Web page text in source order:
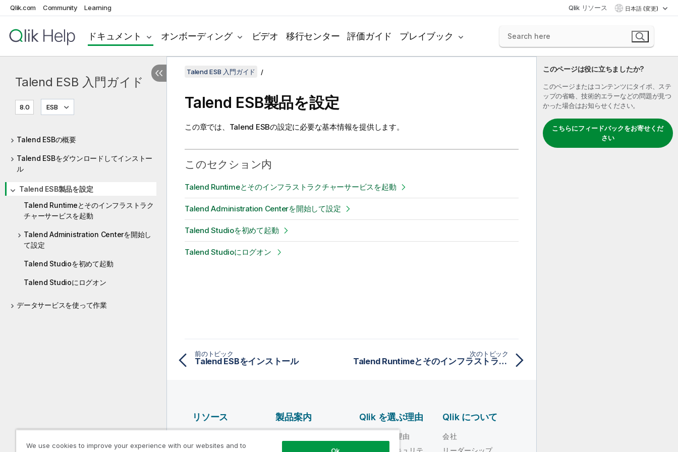
Qlik.com Community Learning Qlik リソース 日本語 (変更)
ドキュメント オンボーディング ビデオ 移行センター 評価ガイド プレイブック
Talend ESB 入門ガイド
8.0 ESB
Talend ESBの概要
Talend ESBをダウンロードしてインストー
ル
Talend ESB製品を設定
Talend Runtimeとそのインフラストラク
チャーサービスを起動
Talend Administration Centerを開始し
て設定
Talend Studioを初めて起動
Talend Studioにログオン
データサービスを使って作業
このページは役に立ちましたか?
このページまたはコンテンツにタイポ、ステ
ップの省略、技術的エラーなどの問題が見つ
かった場合はお知らせください。
こちらにフィードバックをお寄せくだ
さい
Talend ESB 入門ガイド
Talend ESB製品を設定
この章では、 Talend ESBの設定に必要な基本情報を提供します。
このセクション内
Talend Runtimeとそのインフラストラクチャーサービスを起動
Talend Administration Centerを開始して設定
Talend Studioを初めて起動
Talend Studioにログオン
前のトピック
Talend ESBをインストール
次のトピック
Talend Runtimeとそのインフラストラクチャーサービスを起動
リソース
Qlik Developer
製品案内
品質
Qlik を選ぶ理由
Qlik を選ぶ理由
信頼性とセキュリテ
Qlik について
会社
リーダーシップ
We use cookies to improve your experience with our websites and to